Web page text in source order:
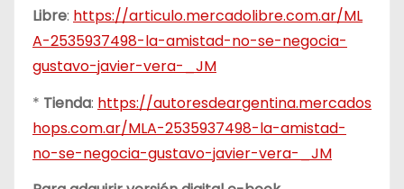
Libre: https://articulo.mercadolibre.com.ar/ML
A-2535937498-la-amistad-no-se-negocia-
gustavo-javier-vera-_JM
* Tienda: https://autoresdeargentina.mercados
hops.com.ar/MLA-2535937498-la-amistad-
no-se-negocia-gustavo-javier-vera-_JM